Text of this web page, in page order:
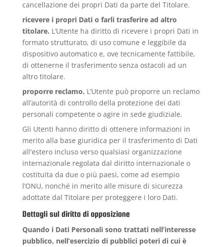
cancellazione dei propri Dati da parte del Titolare.
ricevere i propri Dati o farli trasferire ad altro
titolare. L’Utente ha diritto di ricevere i propri Dati in
formato strutturato, di uso comune e leggibile da
dispositivo automatico e, ove tecnicamente fattibile,
di ottenerne il trasferimento senza ostacoli ad un
altro titolare.
proporre reclamo. L’Utente può proporre un reclamo
all’autorità di controllo della protezione dei dati
personali competente o agire in sede giudiziale.
Gli Utenti hanno diritto di ottenere informazioni in
merito alla base giuridica per il trasferimento di Dati
all'estero incluso verso qualsiasi organizzazione
internazionale regolata dal diritto internazionale o
costituita da due o più paesi, come ad esempio
l’ONU, nonché in merito alle misure di sicurezza
adottate dal Titolare per proteggere i loro Dati.
Dettagli sul diritto di opposizione
Quando i Dati Personali sono trattati nell’interesse
pubblico, nell’esercizio di pubblici poteri di cui è